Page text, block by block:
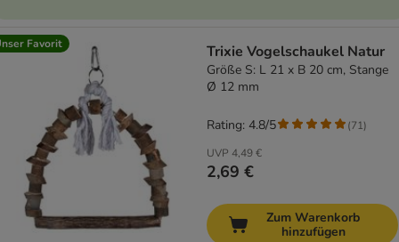
Favorit Trixie Vogelschaukel Natur
Größe S: L 21 x B 20 cm, Stange
Ø 12 mm
UVP 4,49 €
2,69 €
Rating: 4.8/5 (71)
Zum Warenkorb
hinzufügen